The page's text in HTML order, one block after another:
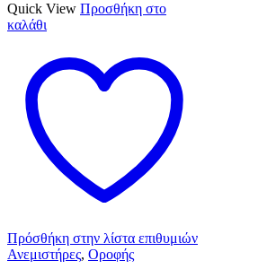
Quick View Προσθήκη στο
καλάθι
Πρόσθήκη στην λίστα επιθυμιών
Ανεμιστήρες, Οροφής